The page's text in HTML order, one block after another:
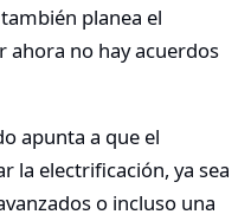
planea el
ahora no hay acuerdos
apunta a que el
la electrificación, ya sea
o incluso una